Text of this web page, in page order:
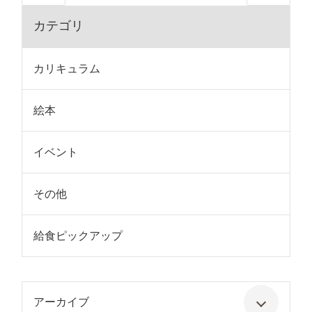
カテゴリ
カリキュラム
絵本
イベント
その他
給食ピックアップ
アーカイブ